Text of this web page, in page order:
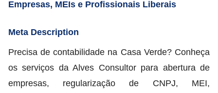
Empresas, MEIs e Profissionais Liberais
Meta Description
Precisa de contabilidade na Casa Verde? Conheça
os serviços da Alves Consultor para abertura de
empresas, regularização de CNPJ, MEI,